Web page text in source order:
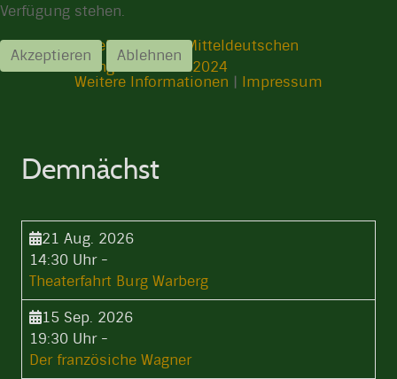
--> Beitrag in der Mitteldeutschen
Zeitung vom11.11.2024
Demnächst
21 Aug. 2026
14:30 Uhr-
Theaterfahrt Burg Warberg
15 Sep. 2026
19:30 Uhr-
Der französiche Wagner
Verfügung stehen.
Akzeptieren
Ablehnen
Weitere Informationen | Impressum